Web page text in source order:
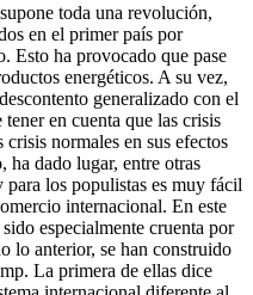
toda una revolución,
en el primer país por
Esto ha provocado que pase
energéticos. A su vez,
generalizado con el
en cuenta que las crisis
normales en sus efectos
ha dado lugar, entre otras
los populistas es muy fácil
internacional. En este
especialmente cruenta por
lo anterior, se han construido
La primera de ellas dice